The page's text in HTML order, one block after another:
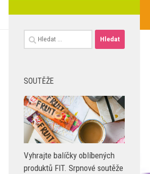
Vyhledávání
SOUTĚŽE
Vyhrajte balíčky oblíbených
produktů FIT. Srpnové soutěže